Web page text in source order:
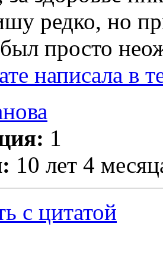
редко, но
был просто
написала в
1
10 лет 4
с цитатой